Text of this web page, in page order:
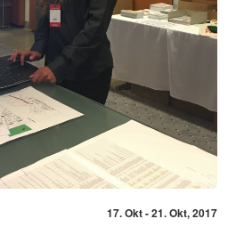
17. Okt - 21. Okt, 2017